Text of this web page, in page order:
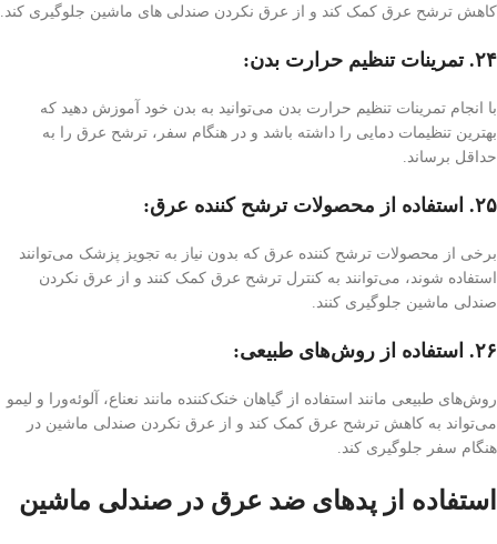
کاهش ترشح عرق کمک کند و از عرق نکردن صندلی های ماشین جلوگیری کند.
۲۴. تمرینات تنظیم حرارت بدن:
با انجام تمرینات تنظیم حرارت بدن می‌توانید به بدن خود آموزش دهید که
بهترین تنظیمات دمایی را داشته باشد و در هنگام سفر، ترشح عرق را به
حداقل برساند.
۲۵. استفاده از محصولات ترشح کننده عرق:
برخی از محصولات ترشح کننده عرق که بدون نیاز به تجویز پزشک می‌توانند
استفاده شوند، می‌توانند به کنترل ترشح عرق کمک کنند و از عرق نکردن
صندلی ماشین جلوگیری کنند.
۲۶. استفاده از روش‌های طبیعی:
روش‌های طبیعی مانند استفاده از گیاهان خنک‌کننده مانند نعناع، آلوئه‌ورا و لیمو
می‌تواند به کاهش ترشح عرق کمک کند و از عرق نکردن صندلی ماشین در
هنگام سفر جلوگیری کند.
استفاده از پد‌های ضد عرق در صندلی ماشین